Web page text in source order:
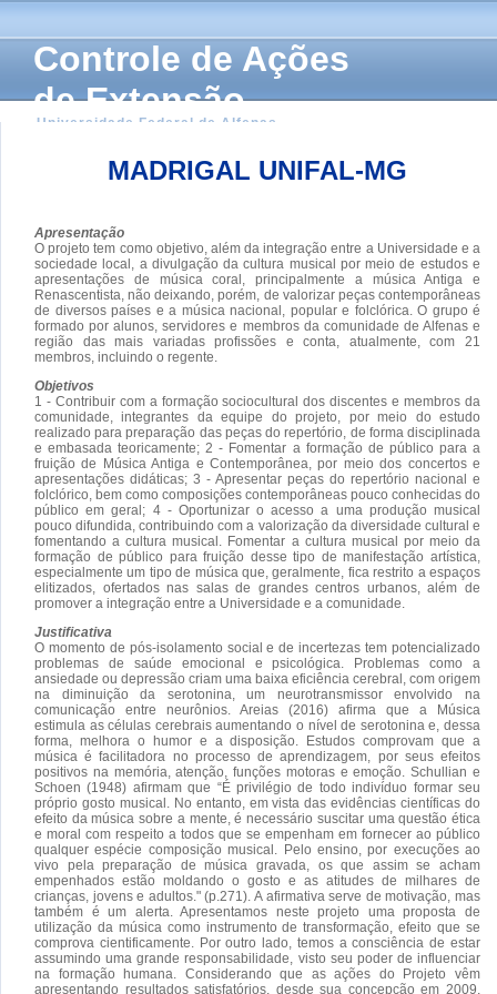
Controle de Ações
de Extensão
Universidade Federal de Alfenas
MADRIGAL UNIFAL-MG
Apresentação
O projeto tem como objetivo, além da integração entre a Universidade e a
sociedade local, a divulgação da cultura musical por meio de estudos e
apresentações de música coral, principalmente a música Antiga e
Renascentista, não deixando, porém, de valorizar peças contemporâneas
de diversos países e a música nacional, popular e folclórica. O grupo é
formado por alunos, servidores e membros da comunidade de Alfenas e
região das mais variadas profissões e conta, atualmente, com 21
membros, incluindo o regente.
Objetivos
1 - Contribuir com a formação sociocultural dos discentes e membros da
comunidade, integrantes da equipe do projeto, por meio do estudo
realizado para preparação das peças do repertório, de forma disciplinada
e embasada teoricamente; 2 - Fomentar a formação de público para a
fruição de Música Antiga e Contemporânea, por meio dos concertos e
apresentações didáticas; 3 - Apresentar peças do repertório nacional e
folclórico, bem como composições contemporâneas pouco conhecidas do
público em geral; 4 - Oportunizar o acesso a uma produção musical
pouco difundida, contribuindo com a valorização da diversidade cultural e
fomentando a cultura musical. Fomentar a cultura musical por meio da
formação de público para fruição desse tipo de manifestação artística,
especialmente um tipo de música que, geralmente, fica restrito a espaços
elitizados, ofertados nas salas de grandes centros urbanos, além de
promover a integração entre a Universidade e a comunidade.
Justificativa
O momento de pós-isolamento social e de incertezas tem potencializado
problemas de saúde emocional e psicológica. Problemas como a
ansiedade ou depressão criam uma baixa eficiência cerebral, com origem
na diminuição da serotonina, um neurotransmissor envolvido na
comunicação entre neurônios. Areias (2016) afirma que a Música
estimula as células cerebrais aumentando o nível de serotonina e, dessa
forma, melhora o humor e a disposição. Estudos comprovam que a
música é facilitadora no processo de aprendizagem, por seus efeitos
positivos na memória, atenção, funções motoras e emoção. Schullian e
Schoen (1948) afirmam que “É privilégio de todo indivíduo formar seu
próprio gosto musical. No entanto, em vista das evidências científicas do
efeito da música sobre a mente, é necessário suscitar uma questão ética
e moral com respeito a todos que se empenham em fornecer ao público
qualquer espécie composição musical. Pelo ensino, por execuções ao
vivo pela preparação de música gravada, os que assim se acham
empenhados estão moldando o gosto e as atitudes de milhares de
crianças, jovens e adultos." (p.271). A afirmativa serve de motivação, mas
também é um alerta. Apresentamos neste projeto uma proposta de
utilização da música como instrumento de transformação, efeito que se
comprova cientificamente. Por outro lado, temos a consciência de estar
assumindo uma grande responsabilidade, visto seu poder de influenciar
na formação humana. Considerando que as ações do Projeto vêm
apresentando resultados satisfatórios, desde sua concepção em 2009,